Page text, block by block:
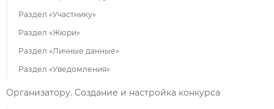
Раздел «Участнику»
Раздел «Жюри»
Раздел «Личные данные»
Раздел «Уведомления»
Организатору. Создание и настройка конкурса